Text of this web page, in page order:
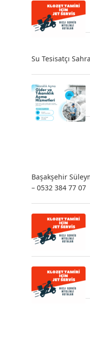
Su Tesisatçı
Başakşehir
– 0532 384 77 07